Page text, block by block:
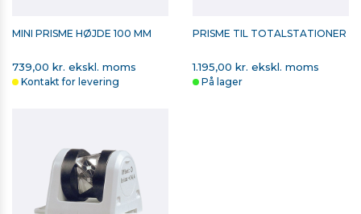
MINI PRISME HØJDE 100 MM
739,00 kr. ekskl. moms
Kontakt for levering
PRISME TIL TOTALSTATIONER
1.195,00 kr. ekskl. moms
På lager